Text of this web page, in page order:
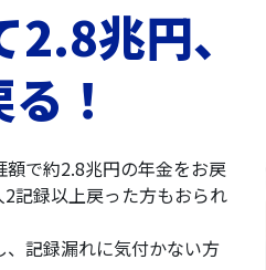
兆円、
！
額で約2.8兆円の年金をお戻
記録以上戻った方もおられ
記録漏れに気付かない方